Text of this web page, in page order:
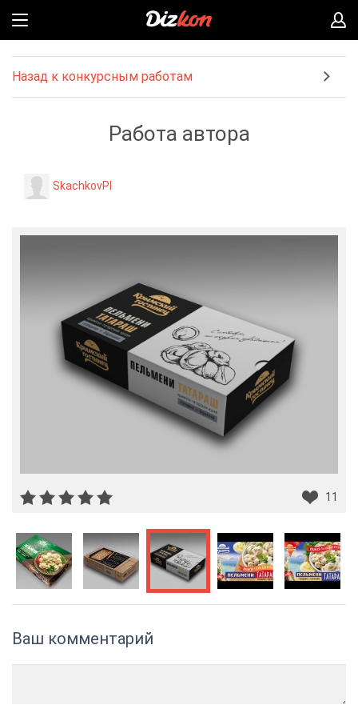
Назад к конкурсным работам
Работа автора
SkachkovPI
11
Ваш комментарий